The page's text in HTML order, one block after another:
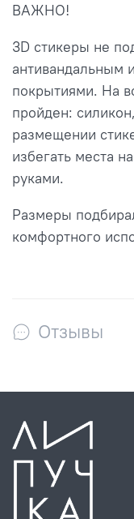
ВАЖНО!
3D стикеры не
антивандальным
покрытиями. На
пройден:
размещении
избегать места
руками.
Размеры
комфортного
Отзывы